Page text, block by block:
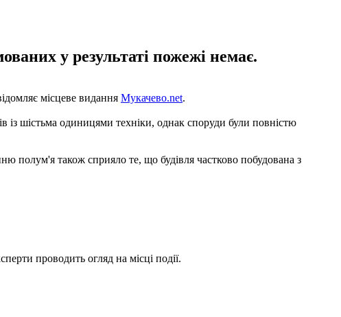
у результаті пожежі немає.
місцеве видання Мукачево.net.
шістьма одиницями техніки, однак споруди були повністю
полум'я також сприяло те, що будівля частково побудована з
проводить огляд на місці події.